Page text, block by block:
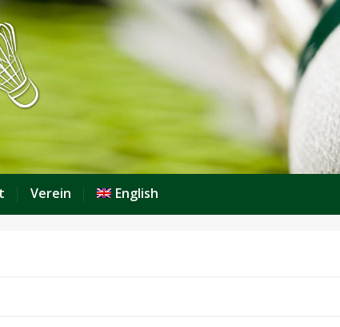
Verein English